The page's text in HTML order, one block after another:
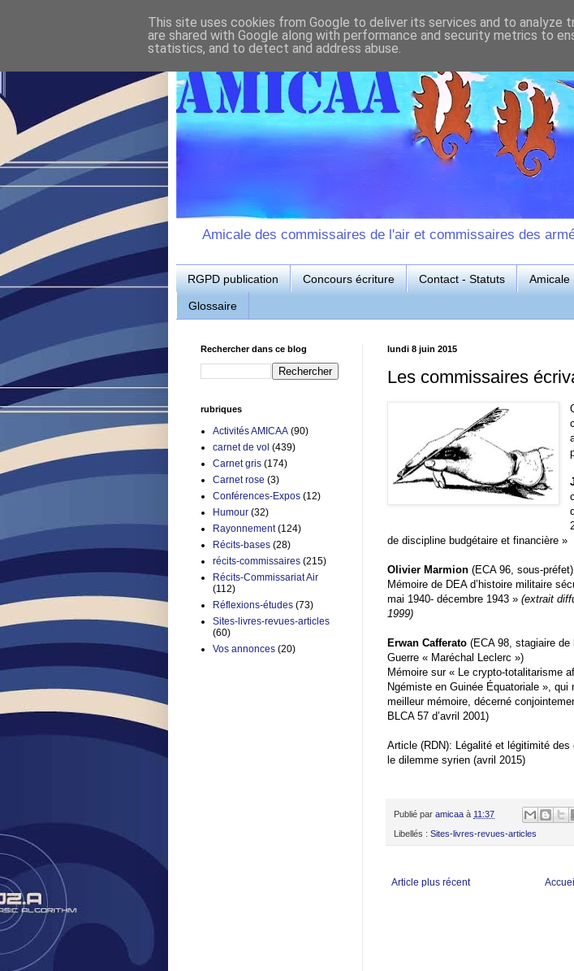
Amicale des commissaires de l'air et commissaires des
RGPD publication Concours écriture Contact - Statuts Amicale
Glossaire
lundi 8 juin 2015
Les commissaires
de discipline budgétaire et financière »
Olivier Marmion (ECA 96, sous-préfet)
Mémoire de DEA d’histoire militaire
mai 1940- décembre 1943 » (extrait
1999)
Erwan Cafferato (ECA 98, stagiaire de
Guerre « Maréchal Leclerc »)
Mémoire sur « Le crypto-totalitarisme
Ngémiste en Guinée Équatoriale »,
meilleur mémoire, décerné
BLCA 57 d’avril 2001)
Article (RDN): Légalité et légitimité
le dilemme syrien (avril 2015)
Publié par amicaa à 11:37
Libellés : Sites-livres-revues-articles
Article plus récent Accueil
Rechercher dans ce blog
rubriques
Activités AMICAA (90)
carnet de vol (439)
Carnet gris (174)
Carnet rose (3)
Conférences-Expos (12)
Humour (32)
Rayonnement (124)
Récits-bases (28)
récits-commissaires (215)
Récits-Commissariat Air
(112)
Réflexions-études (73)
Sites-livres-revues-articles
(60)
Vos annonces (20)
This site uses cookies from Google to deliver its services and to analyze
are shared with Google along with performance and security metrics to
statistics, and to detect and address abuse.